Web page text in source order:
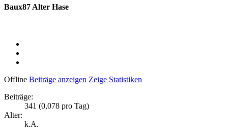
Baux87 Alter Hase
Offline Beiträge anzeigen Zeige Statistiken
Beiträge:
341 (0,078 pro Tag)
Alter:
k.A.